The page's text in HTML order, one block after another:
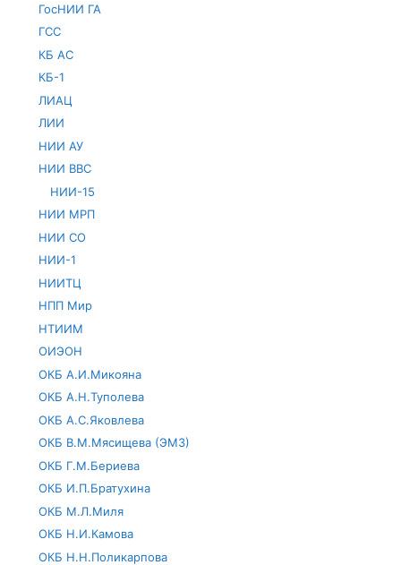
ГосНИИ ГА
ГСС
КБ АС
КБ-1
ЛИАЦ
ЛИИ
НИИ АУ
НИИ ВВС
НИИ-15
НИИ МРП
НИИ СО
НИИ-1
НИИТЦ
НПП Мир
НТИИМ
ОИЭОН
ОКБ А.И.Микояна
ОКБ А.Н.Туполева
ОКБ А.С.Яковлева
ОКБ В.М.Мясищева (ЭМЗ)
ОКБ Г.М.Бериева
ОКБ И.П.Братухина
ОКБ М.Л.Миля
ОКБ Н.И.Камова
ОКБ Н.Н.Поликарпова